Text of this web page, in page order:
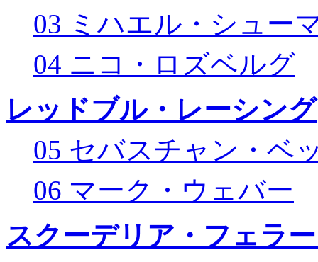
03 ミハエル・シュー
04 ニコ・ロズベルグ
レッドブル・レーシング
05 セバスチャン・ベ
06 マーク・ウェバー
スクーデリア・フェラ